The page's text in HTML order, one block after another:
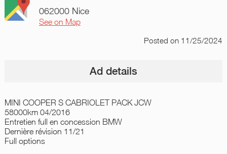
062000 Nice
See on Map
Postedon 11/25/2024
Ad details
MINI COOPER S CABRIOLET PACK JCW
58000km 04/2016
Entretien full en concession BMW
Dernière révision 11/21
Full options